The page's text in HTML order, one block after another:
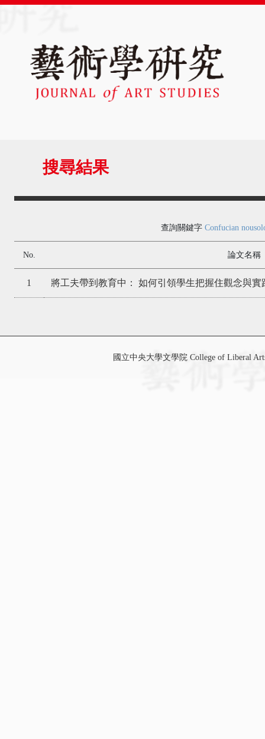
搜尋結果
查詢關鍵字 Confucian
No. 論文名稱
1 將工夫帶到教育中： 如何引領學生把握住觀念與實
國立中央大學文學院 College of Liberal